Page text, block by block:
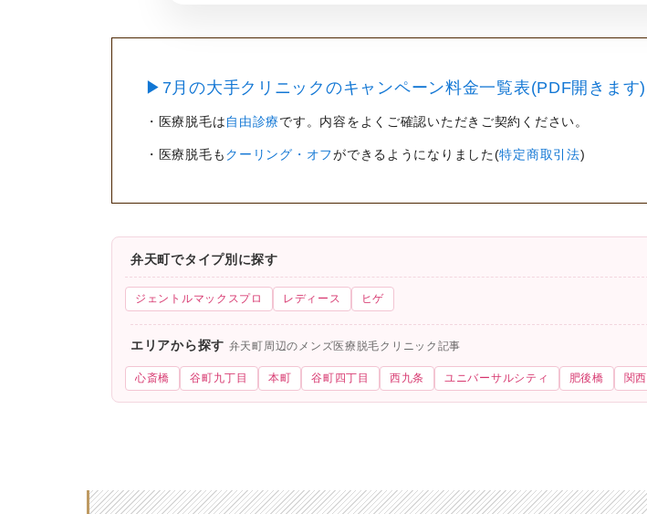
▶7月の大手クリニックのキャンペーン料金一覧表(PDF開きます)
・医療脱毛は自由診療です。内容をよくご確認いただきご契約ください。
・医療脱毛もクーリング・オフができるようになりました(特定商取引法)
弁天町でタイプ別に探す
ジェントルマックスプロ レディース ヒゲ
エリアから探す 弁天町周辺のメンズ医療脱毛クリニック記事
心斎橋 谷町九丁目 本町 谷町四丁目 西九条 ユニバーサルシティ 肥後橋 関西